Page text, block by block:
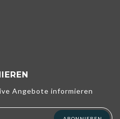
Angebote informieren
Dienste zu verbessern,
und Ihr Erlebnis zu
optionalen Cookies